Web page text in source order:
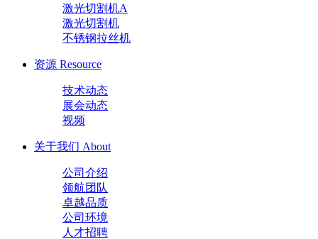
激光切割机A
激光切割机
不锈钢拉丝机
资源 Resource
技术动态
展会动态
视频
关于我们 About
公司介绍
领航团队
卓越品质
公司环境
人才招聘